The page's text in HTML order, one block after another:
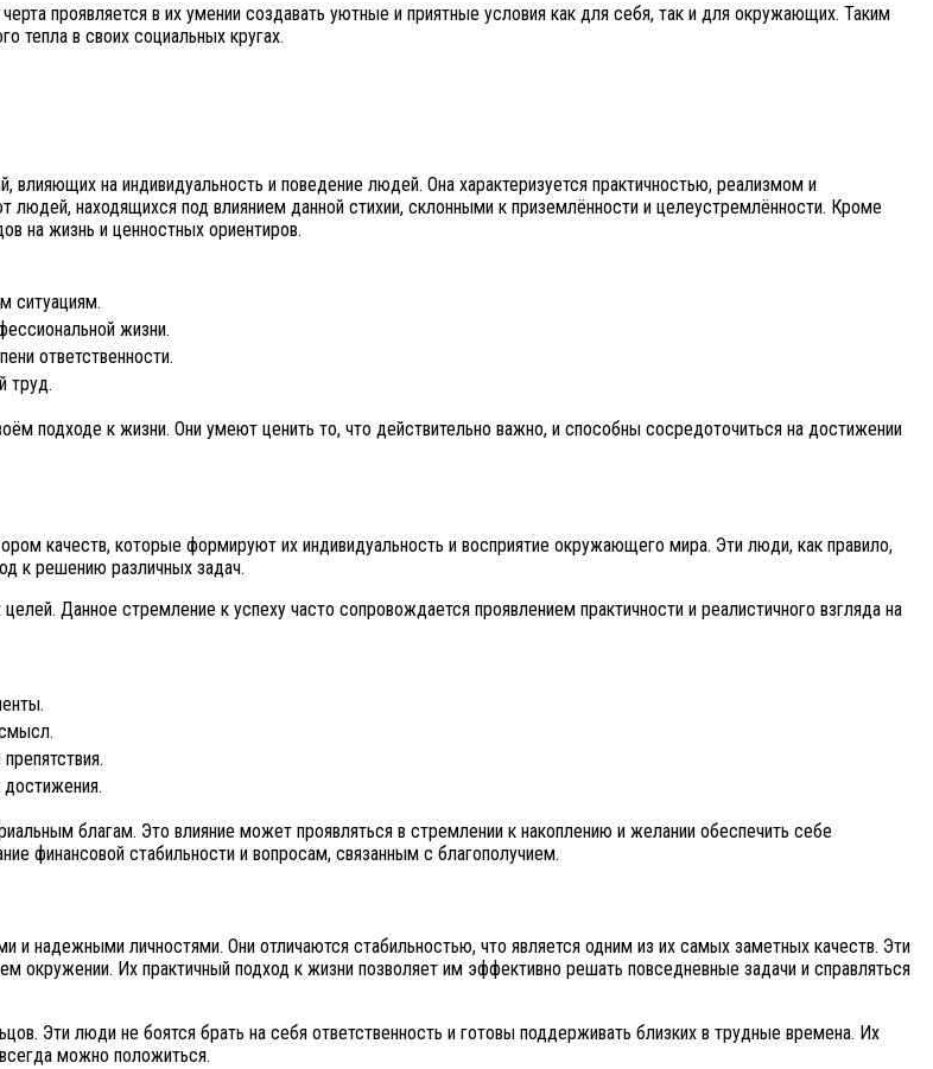
проявляется в их умении создавать уютные и приятные условия как для себя, так и для окружающих. Таким
тепла в своих социальных кругах.
влияющих на индивидуальность и поведение людей. Она характеризуется практичностью, реализмом и
находящихся под влиянием данной стихии, склонными к приземлённости и целеустремлённости. Кроме
на жизнь и ценностных ориентиров.
ситуациям.
жизни.
ответственности.
труд.
подходе к жизни. Они умеют ценить то, что действительно важно, и способны сосредоточиться на достижении
качеств, которые формируют их индивидуальность и восприятие окружающего мира. Эти люди, как правило,
к решению различных задач.
Данное стремление к успеху часто сопровождается проявлением практичности и реалистичного взгляда на
достижения.
благам. Это влияние может проявляться в стремлении к накоплению и желании обеспечить себе
финансовой стабильности и вопросам, связанным с благополучием.
надежными личностями. Они отличаются стабильностью, что является одним из их самых заметных качеств. Эти
Их практичный подход к жизни позволяет им эффективно решать повседневные задачи и справляться
Эти люди не боятся брать на себя ответственность и готовы поддерживать близких в трудные времена. Их
можно положиться.